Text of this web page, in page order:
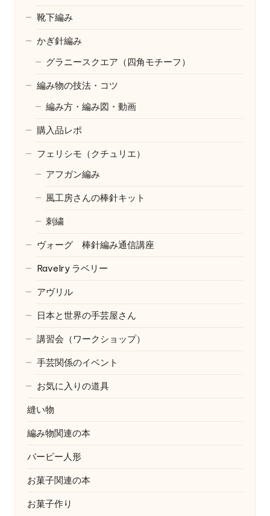
靴下編み
かぎ針編み
グラニースクエア（四角モチーフ）
編み物の技法・コツ
編み方・編み図・動画
購入品レポ
フェリシモ（クチュリエ）
アフガン編み
風工房さんの棒針キット
刺繍
ヴォーグ 棒針編み通信講座
Ravelry ラベリー
アヴリル
日本と世界の手芸屋さん
講習会（ワークショップ）
手芸関係のイベント
お気に入りの道具
縫い物
編み物関連の本
バービー人形
お菓子関連の本
お菓子作り